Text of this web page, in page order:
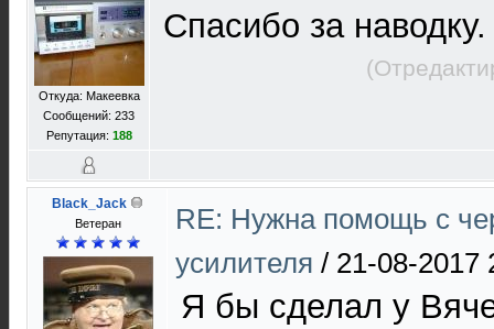
Откуда: Макеевка
Сообщений: 233
Репутация: 188
Спасибо за наводку.
Black_Jack
Ветеран
RE: Нужна помощь с
усилителя / 21-08-2017
Я бы сделал у